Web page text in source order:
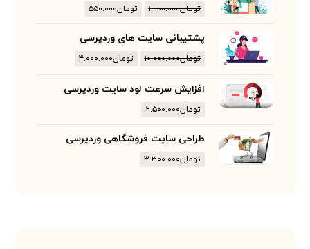
تومان۱.۰۰۰.۰۰۰ تومان۵۵۰.۰۰۰
پشتیبانی سایت های وردپرسی
تومان۱۰.۰۰۰.۰۰۰ تومان۴.۰۰۰.۰۰۰
افزایش سرعت لود سایت وردپرسی
تومان۲.۵۰۰.۰۰۰
طراحی سایت فروشگاهی وردپرسی
تومان۳.۳۰۰.۰۰۰